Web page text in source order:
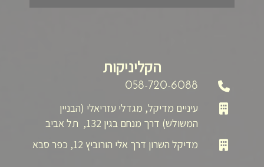
הקליניקות
058-720-6088
עיניים מדיקל, מגדלי עזריאלי (הבניין
המשולש) דרך מנחם בגין 132, תל אביב
מדיקל השרון דרך אלי הורוביץ 12, כפר סבא